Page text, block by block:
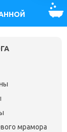
мрамора